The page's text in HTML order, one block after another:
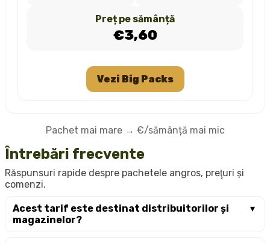
Preț pe sămânță
€3,60
Vezi Big Packs
Pachet mai mare → €/sămânță mai mic
Întrebări frecvente
Răspunsuri rapide despre pachetele angros, preţuri şi
comenzi.
Acest tarif este destinat distribuitorilor și
magazinelor?